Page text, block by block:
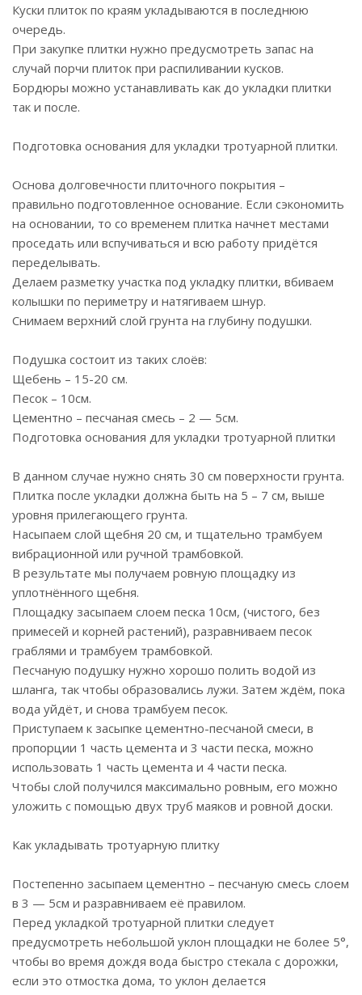
Куски плиток по краям укладываются в последнюю
очередь.
При закупке плитки нужно предусмотреть запас на
случай порчи плиток при распиливании кусков.
Бордюры можно устанавливать как до укладки плитки
так и после.
Подготовка основания для укладки тротуарной плитки.
Основа долговечности плиточного покрытия –
правильно подготовленное основание. Если сэкономить
на основании, то со временем плитка начнет местами
проседать или вспучиваться и всю работу придётся
переделывать.
Делаем разметку участка под укладку плитки, вбиваем
колышки по периметру и натягиваем шнур.
Снимаем верхний слой грунта на глубину подушки.
Подушка состоит из таких слоёв:
Щебень – 15-20 см.
Песок – 10см.
Цементно – песчаная смесь – 2 — 5см.
Подготовка основания для укладки тротуарной плитки
В данном случае нужно снять 30 см поверхности грунта.
Плитка после укладки должна быть на 5 – 7 см, выше
уровня прилегающего грунта.
Насыпаем слой щебня 20 см, и тщательно трамбуем
вибрационной или ручной трамбовкой.
В результате мы получаем ровную площадку из
уплотнённого щебня.
Площадку засыпаем слоем песка 10см, (чистого, без
примесей и корней растений), разравниваем песок
граблями и трамбуем трамбовкой.
Песчаную подушку нужно хорошо полить водой из
шланга, так чтобы образовались лужи. Затем ждём, пока
вода уйдёт, и снова трамбуем песок.
Приступаем к засыпке цементно-песчаной смеси, в
пропорции 1 часть цемента и 3 части песка, можно
использовать 1 часть цемента и 4 части песка.
Чтобы слой получился максимально ровным, его можно
уложить с помощью двух труб маяков и ровной доски.
Как укладывать тротуарную плитку
Постепенно засыпаем цементно – песчаную смесь слоем
в 3 — 5см и разравниваем её правилом.
Перед укладкой тротуарной плитки следует
предусмотреть небольшой уклон площадки не более 5°,
чтобы во время дождя вода быстро стекала с дорожки,
если это отмостка дома, то уклон делается